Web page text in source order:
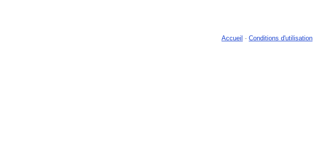
Accueil - Conditions d'utilisation